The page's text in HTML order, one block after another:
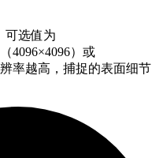
可选值为
（4096×4096）或
辨率越高，捕捉的表面细节